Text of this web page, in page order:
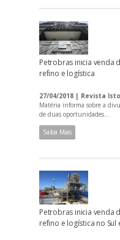
Petrobras inicia venda
refino e logística
27/04/2018 | Revista
Matéria informa sobre a
de duas oportunidades...
Saiba Mais
Petrobras inicia venda
refino e logística no Sul